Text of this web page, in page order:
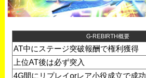
G-REBIRTH概要
AT中にステージ突破報酬で権利獲得
上位AT後は必ず突入
4G間にリプレイorレア小役成立で成功